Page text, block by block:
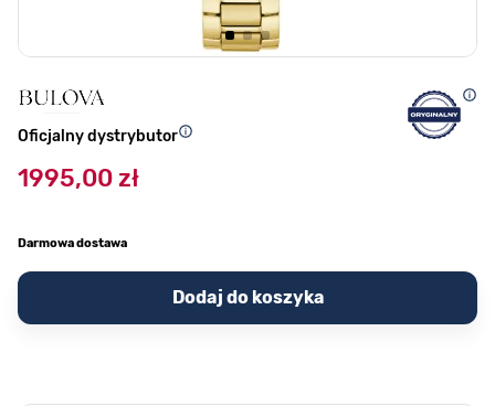
Oficjalny dystrybutor
1995,00 zł
Darmowa dostawa
Dodaj do koszyka